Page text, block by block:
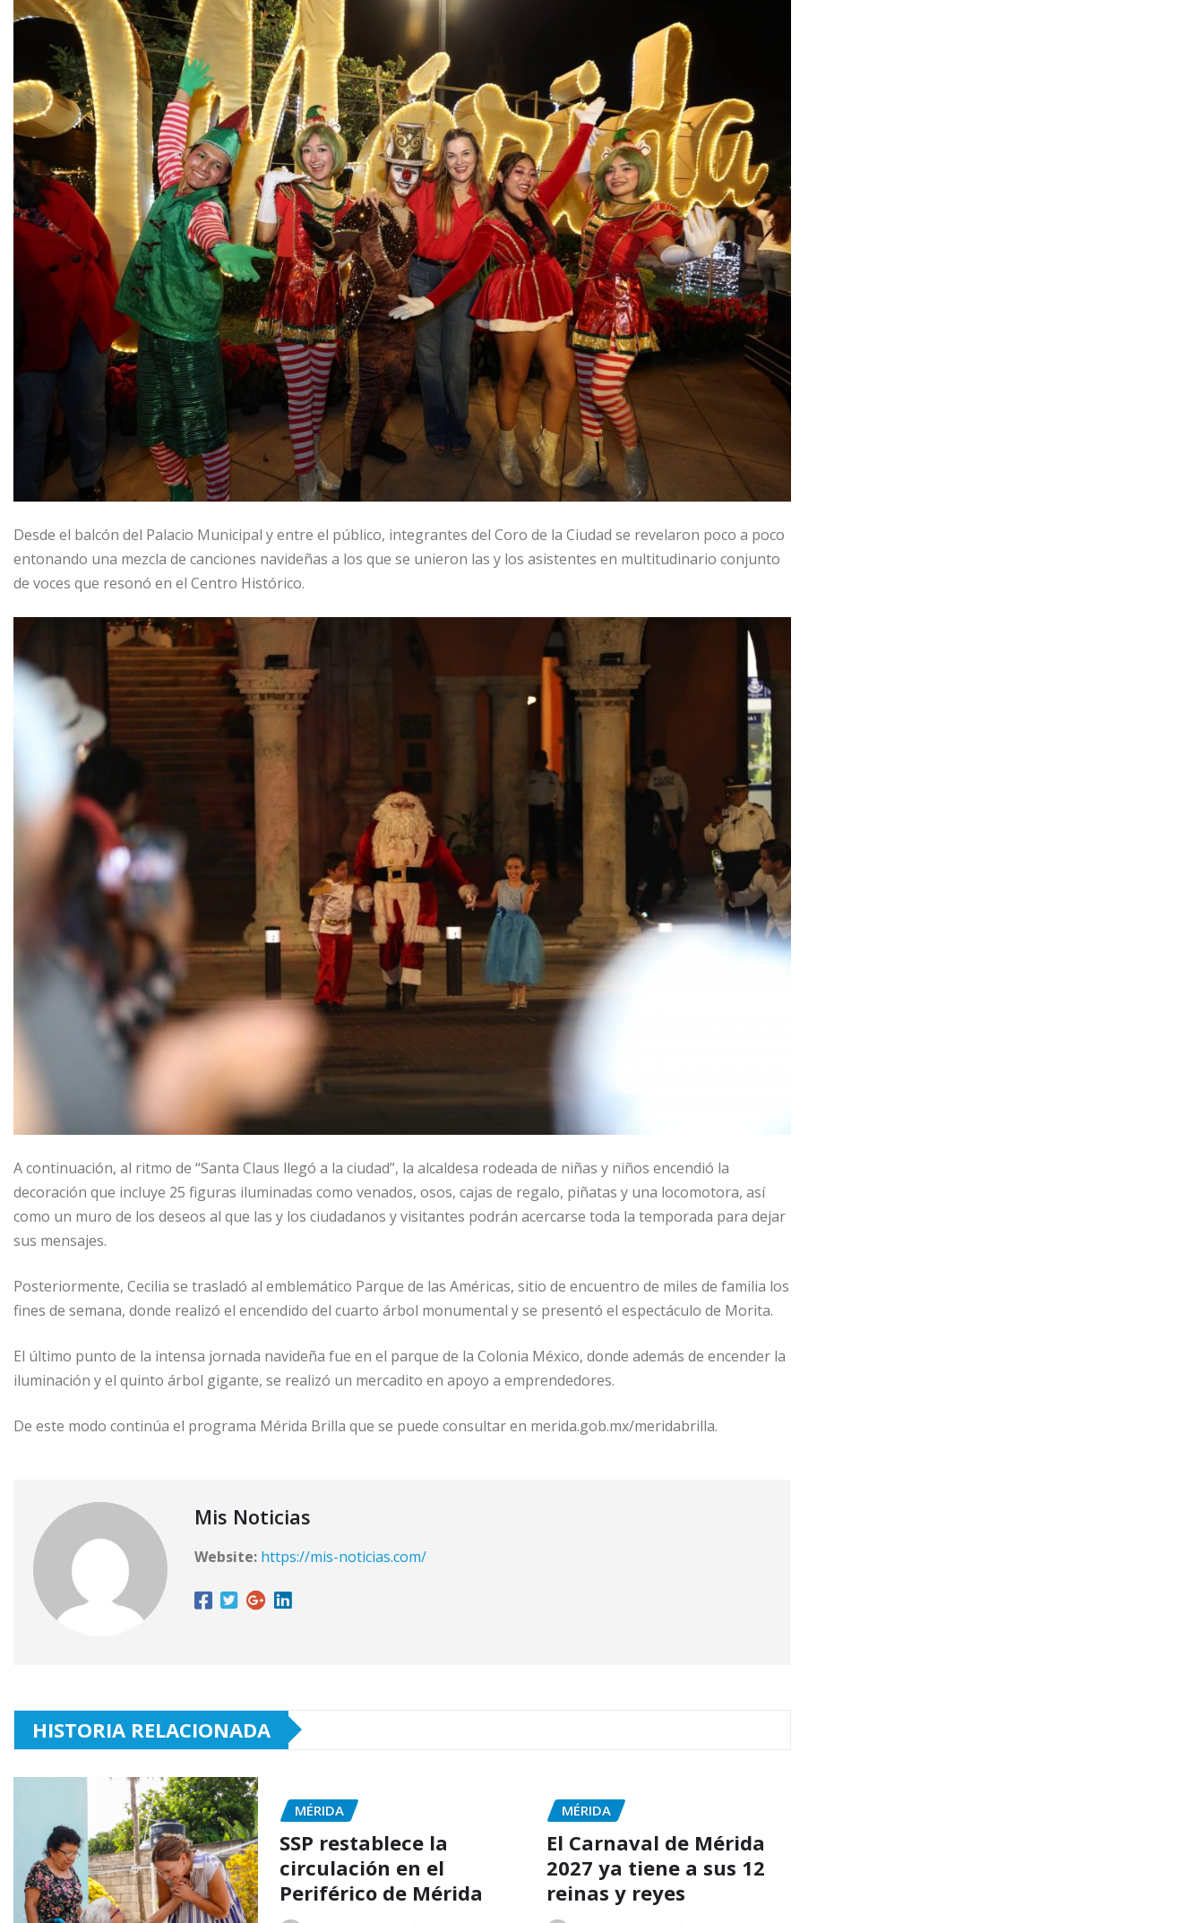
Desde el balcón del Palacio Municipal y entre el público, integrantes del Coro de la Ciudad se revelaron poco a poco
entonando una mezcla de canciones navideñas a los que se unieron las y los asistentes en multitudinario conjunto
de voces que resonó en el Centro Histórico.
A continuación, al ritmo de “Santa Claus llegó a la ciudad”, la alcaldesa rodeada de niñas y niños encendió la
decoración que incluye 25 figuras iluminadas como venados, osos, cajas de regalo, piñatas y una locomotora, así
como un muro de los deseos al que las y los ciudadanos y visitantes podrán acercarse toda la temporada para dejar
sus mensajes.
Posteriormente, Cecilia se trasladó al emblemático Parque de las Américas, sitio de encuentro de miles de familia los
fines de semana, donde realizó el encendido del cuarto árbol monumental y se presentó el espectáculo de Morita.
El último punto de la intensa jornada navideña fue en el parque de la Colonia México, donde además de encender la
iluminación y el quinto árbol gigante, se realizó un mercadito en apoyo a emprendedores.
De este modo continúa el programa Mérida Brilla que se puede consultar en merida.gob.mx/meridabrilla.
Mis Noticias
Website: https://mis-noticias.com/
HISTORIA RELACIONADA
MÉRIDA
SSP restablece la
circulación en el
Periférico de Mérida
MÉRIDA
El Carnaval de Mérida
2027 ya tiene a sus 12
reinas y reyes